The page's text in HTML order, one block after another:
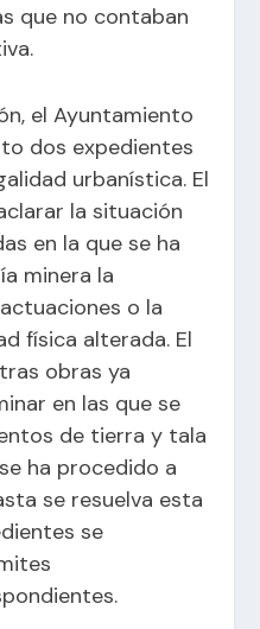
que no contaban
el Ayuntamiento
dos expedientes
urbanística. El
la situación
en la que se ha
minera la
o la
física alterada. El
obras ya
en las que se
de tierra y tala
ha procedido a
se resuelva esta
se